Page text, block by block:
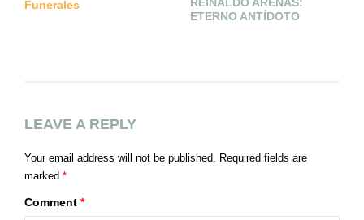
Funerales
ETERNO ANTÍDOTO
LEAVE A REPLY
Your email address will not be published. Required fields are
marked *
Comment *